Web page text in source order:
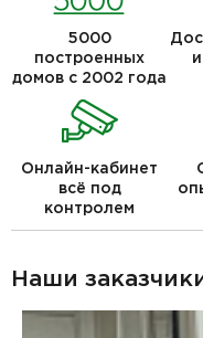
5000
построенных
домов с 2002 года
Онлайн-кабинет
всё под
контролем
Наши